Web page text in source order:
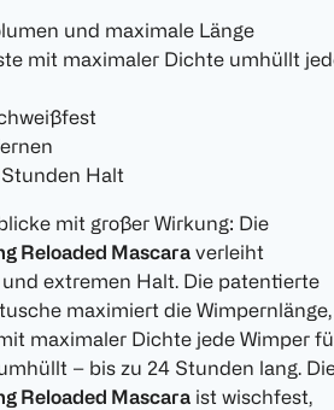
und maximale Länge
mit maximaler Dichte umhüllt
Halt
mit großer Wirkung: Die
Reloaded Mascara verleiht
extremen Halt. Die patentierte
maximiert die Wimpernlänge,
maximaler Dichte jede Wimper
– bis zu 24 Stunden lang.
Reloaded Mascara ist wischfest,